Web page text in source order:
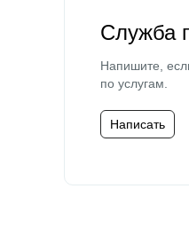
Служба
Напишите,
по услугам.
Написать